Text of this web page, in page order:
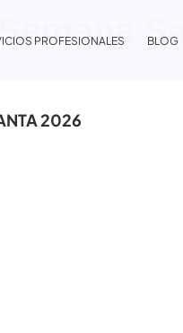
PROFESIONALES BLOG
2026